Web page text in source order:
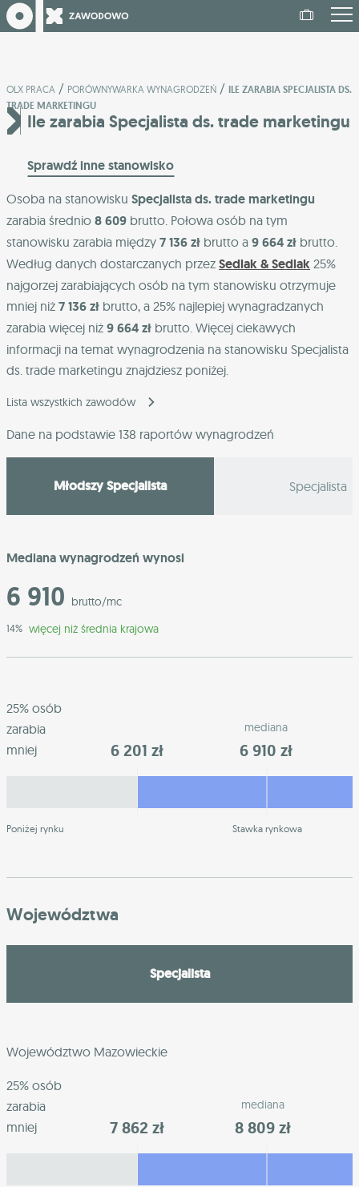
OLX PRACA / PORÓWNYWARKA WYNAGRODZEŃ / ILE ZARABIA SPECJALISTA DS.
TRADE MARKETINGU
Ile zarabia Specjalista ds. trade marketingu
Sprawdź inne stanowisko
Osoba na stanowisku Specjalista ds. trade marketingu
zarabia średnio 8 609 brutto. Połowa osób na tym
stanowisku zarabia między 7 136 zł brutto a 9 664 zł brutto.
Według danych dostarczanych przez Sedlak & Sedlak 25%
najgorzej zarabiających osób na tym stanowisku otrzymuje
mniej niż 7 136 zł brutto, a 25% najlepiej wynagradzanych
zarabia więcej niż 9 664 zł brutto. Więcej ciekawych
informacji na temat wynagrodzenia na stanowisku Specjalista
ds. trade marketingu znajdziesz poniżej.
Lista wszystkich zawodów
Dane na podstawie 138 raportów wynagrodzeń
Młodszy Specjalista Specjalista
Mediana wynagrodzeń wynosi
6 910 brutto/mc
14% więcej niż średnia krajowa
25% osób
zarabia
mniej
6 201 zł
mediana
6 910 zł
Poniżej rynku Stawka rynkowa
Województwa
Specjalista
Województwo Mazowieckie
25% osób
zarabia
mniej
7 862 zł
mediana
8 809 zł